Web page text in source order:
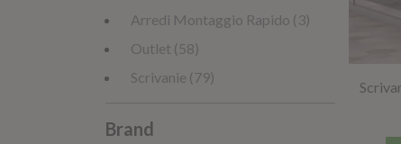
Arredi Montaggio Rapido (3)
Outlet (58)
Scrivanie (79)
Brand